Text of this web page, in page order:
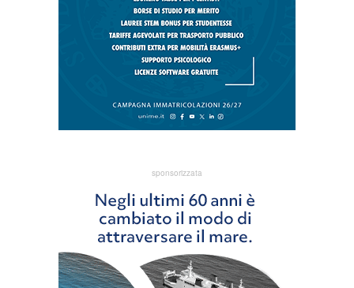
sponsorizzata